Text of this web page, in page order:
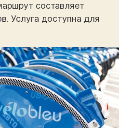
составляет
Услуга доступна для